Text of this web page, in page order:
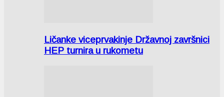
Ličanke viceprvakinje Državnoj završnici
HEP turnira u rukometu